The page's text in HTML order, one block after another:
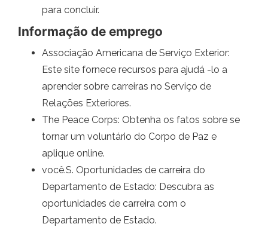
para concluir.
Informação de emprego
Associação Americana de Serviço Exterior:
Este site fornece recursos para ajudá -lo a
aprender sobre carreiras no Serviço de
Relações Exteriores.
The Peace Corps: Obtenha os fatos sobre se
tornar um voluntário do Corpo de Paz e
aplique online.
você.S. Oportunidades de carreira do
Departamento de Estado: Descubra as
oportunidades de carreira com o
Departamento de Estado.